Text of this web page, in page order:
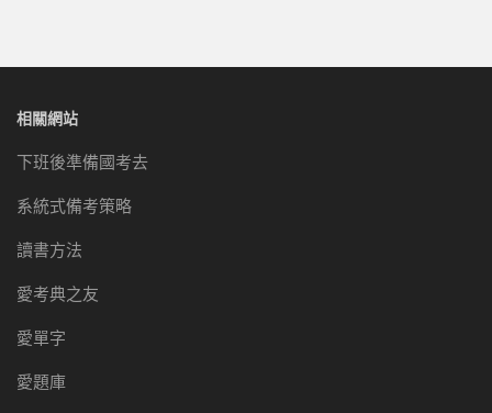
相關網站
下班後準備國考去
系統式備考策略
讀書方法
愛考典之友
愛單字
愛題庫